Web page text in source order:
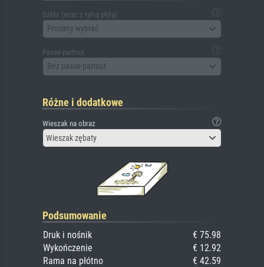
Szkło (wraz z tylną płytą)
Prosimy wybrać
Passe-partout
Bez passe-partout
Różne i dodatkowe
Wieszak na obraz
Wieszak zębaty
Podsumowanie
Druk i nośnik
€ 75.98
Wykończenie
€ 12.92
Rama na płótno
€ 42.59